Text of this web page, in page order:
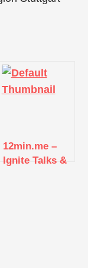
12min.me –
Ignite Talks &